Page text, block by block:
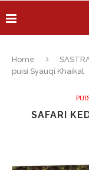
Home
puisi Syauqi Khaikal
SAFARI